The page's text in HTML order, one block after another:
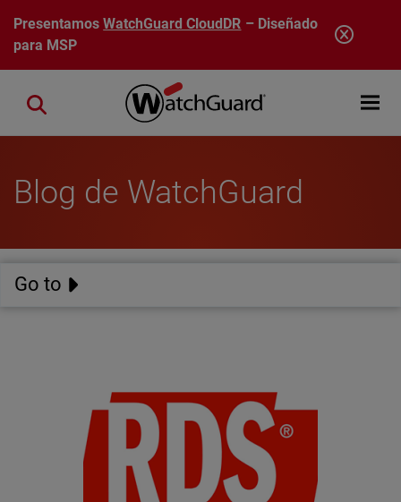
Pasar al contenido principal
PresentamosWatchGuard CloudDR – Diseñado
para MSP
Open
Close search
Blog de WatchGuard
Go to